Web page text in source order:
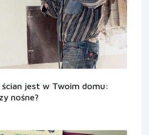
ścian jest w Twoim domu:
nośne?